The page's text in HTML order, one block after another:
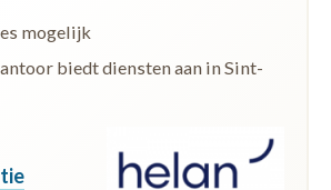
mogelijk
biedt diensten aan in Sint-